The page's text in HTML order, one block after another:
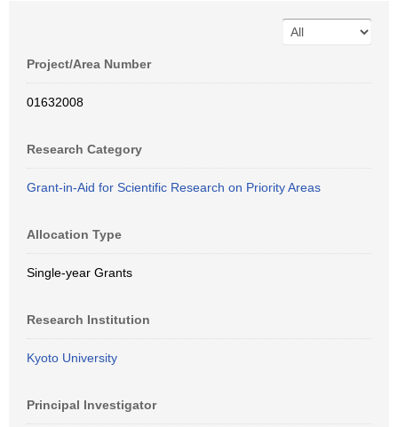
Project/Area Number
01632008
Research Category
Grant-in-Aid for Scientific Research on Priority Areas
Allocation Type
Single-year Grants
Research Institution
Kyoto University
Principal Investigator